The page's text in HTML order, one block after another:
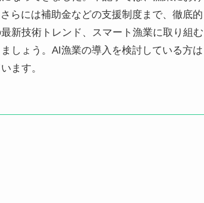
らには補助金などの支援制度まで、徹底的
新技術トレンド、スマート漁業に取り組む
しょう。AI漁業の導入を検討している方は
ます。